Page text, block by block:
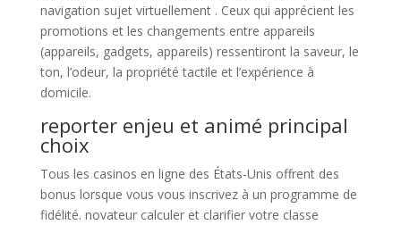
navigation sujet virtuellement . Ceux qui apprécient les
promotions et les changements entre appareils
(appareils, gadgets, appareils) ressentiront la saveur, le
ton, l’odeur, la propriété tactile et l’expérience à
domicile.
reporter enjeu et animé principal
choix
Tous les casinos en ligne des États-Unis offrent des
bonus lorsque vous vous inscrivez à un programme de
fidélité. novateur calculer et clarifier votre classe